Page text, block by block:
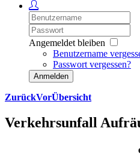
Angemeldet bleiben
Benutzername
Passwort vergessen?
Anmelden
ZurückVorÜbersicht
Verkehrsunfall